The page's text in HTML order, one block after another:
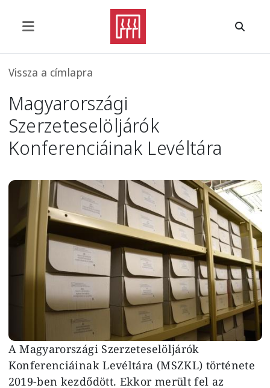
Morzsa
Vissza a címlapra
Magyarországi
Szerzeteselöljárók
Konferenciáinak Levéltára
Image
A Magyarországi Szerzeteselöljárók
Konferenciáinak Levéltára (MSZKL) története
2019-ben kezdődött. Ekkor merült fel az